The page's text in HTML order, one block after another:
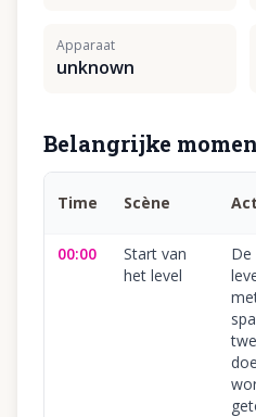
Apparaat
unknown
Belangrijke
Time Scène
00:00
Start van
het level
De